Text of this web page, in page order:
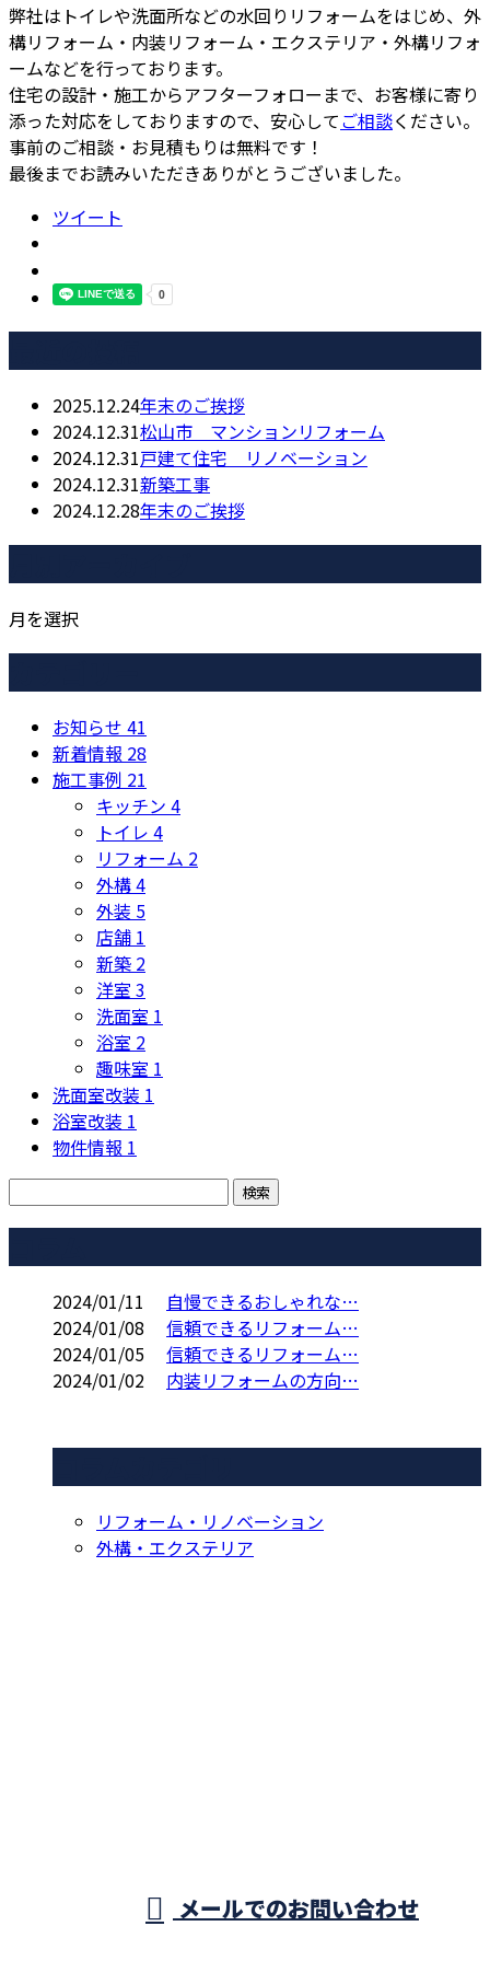
弊社はトイレや洗面所などの水回りリフォームをはじめ、外
構リフォーム・内装リフォーム・エクステリア・外構リフォ
ームなどを行っております。
住宅の設計・施工からアフターフォローまで、お客様に寄り
添った対応をしておりますので、安心してご相談ください。
事前のご相談・お見積もりは無料です！
最後までお読みいただきありがとうございました。
ツイート
2025.12.24年末のご挨拶
2024.12.31松山市 マンションリフォーム
2024.12.31戸建て住宅 リノベーション
2024.12.31新築工事
2024.12.28年末のご挨拶
月を選択
お知らせ 41
新着情報 28
施工事例 21
キッチン 4
トイレ 4
リフォーム 2
外構4
外装 5
店舗 1
新築 2
洋室 3
洗面室 1
浴室 2
趣味室 1
洗面室改装 1
浴室改装 1
物件情報 1
2024/01/11
自慢できるおしゃれな…
2024/01/08
信頼できるリフォーム…
2024/01/05
信頼できるリフォーム…
2024/01/02
内装リフォームの方向…
リフォーム・リノベーション
外構・エクステリア
メールでのお問い合わせ